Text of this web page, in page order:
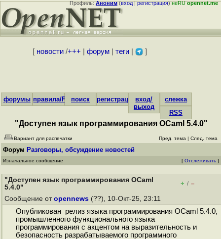
Профиль:Аноним(вход|регистрация)неRUopennet.me
[ новости/+++ форум| теги| ]
форумы правила/FAQпоиск регистрациявход/
выход
слежка
RSS
"Доступен язык программирования OCaml 5.4.0"
Вариант для распечатки Пред. тема | След. тема
Форум Разговоры, обсуждение новостей
Изначальное сообщение [ Отслеживать ]
"Доступен язык программирования OCaml
5.4.0"
+ / –
Сообщение от opennews (??), 10-Окт-25, 23:11
Опубликован релиз языка программирования OCaml 5.4.0,
промышленного функционального языка
программирования с акцентом на выразительность и
безопасность разрабатываемого программного